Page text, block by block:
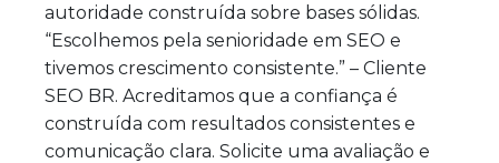
autoridade construída sobre bases sólidas.
“Escolhemos pela senioridade em SEO e
tivemos crescimento consistente.” – Cliente
SEO BR. Acreditamos que a confiança é
construída com resultados consistentes e
comunicação clara. Solicite uma avaliação e